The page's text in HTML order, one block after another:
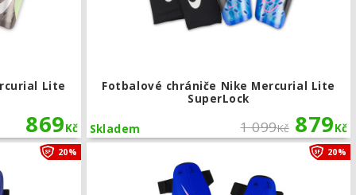
Lite
869Kč
Fotbalové chrániče Nike Mercurial Lite
SuperLock
1 099Kč 879Kč
Skladem
20% 20%